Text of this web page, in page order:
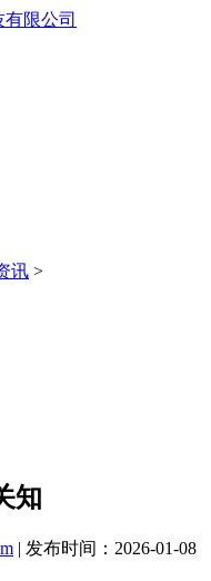
讯 >
知
| 发布时间：2026-01-08